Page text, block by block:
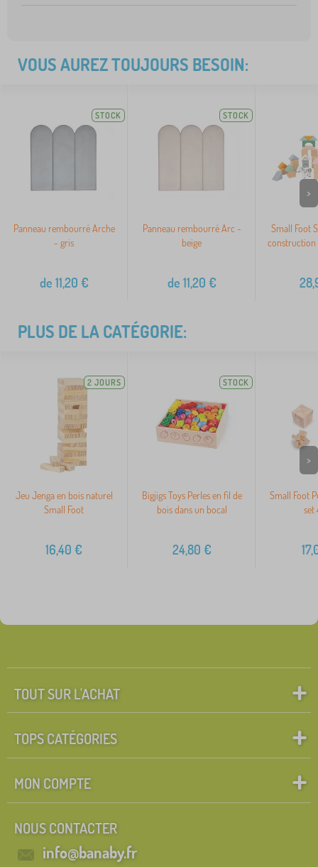
VOUS AUREZ TOUJOURS BESOIN:
STOCK
Panneau rembourré Arche
- gris
de 11,20 €
STOCK
Panneau rembourré Arc -
beige
de 11,20 €
Small Foot
construction
>
PLUS DE LA CATÉGORIE:
2 JOURS
Jeu Jenga en bois naturel
Small Foot
16,40 €
STOCK
Bigjigs Toys Perles en fil de
bois dans un bocal
24,80 €
Small Foot
set
>
TOUT SUR L'ACHAT
TOPS CATÉGORIES
MON COMPTE
NOUS CONTACTER
info@banaby.fr